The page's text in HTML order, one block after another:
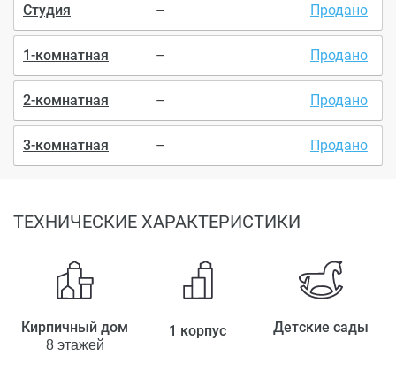
Студия – Продано
1-комнатная – Продано
2-комнатная – Продано
3-комнатная – Продано
ТЕХНИЧЕСКИЕ ХАРАКТЕРИСТИКИ
Кирпичный дом
8 этажей
1 корпус Детские сады